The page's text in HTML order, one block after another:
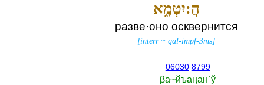
הֲ:יִטְמָ֑א
разве·оно осквернится
[interr~qal-impf-3ms]
06030 8799
βа~йъаңанˈў